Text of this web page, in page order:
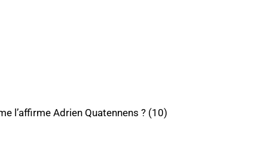
l’affirme Adrien Quatennens ? (10)